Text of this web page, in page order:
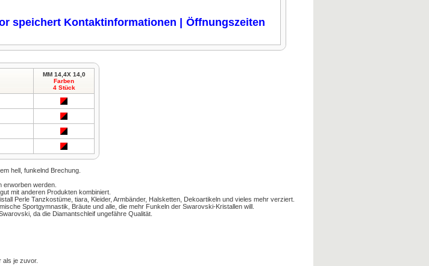
klickenZum Vergrößern klicken
speichert Kontaktinformationen Öffnungszeiten
MM 14,4X 14,0
Farben
4 Stück
hell, funkelnd Brechung.
erworben werden.
mit anderen Produkten kombiniert.
Perle Tanzkostüme, tiara, Kleider, Armbänder, Halsketten, Dekoartikeln und vieles mehr verziert.
Sportgymnastik, Bräute und alle, die mehr Funkeln der Swarovski-Kristallen will.
da die Diamantschleif ungefähre Qualität.
als je zuvor.